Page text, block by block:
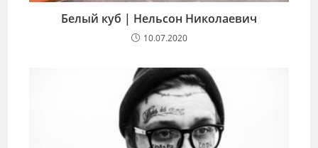
Белый куб | Нельсон Николаевич
10.07.2020